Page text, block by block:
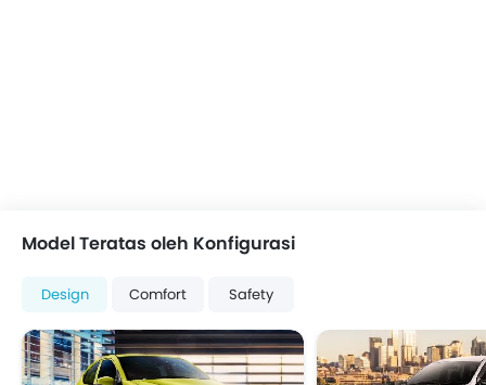
Model Teratas oleh Konfigurasi
Design Comfort Safety